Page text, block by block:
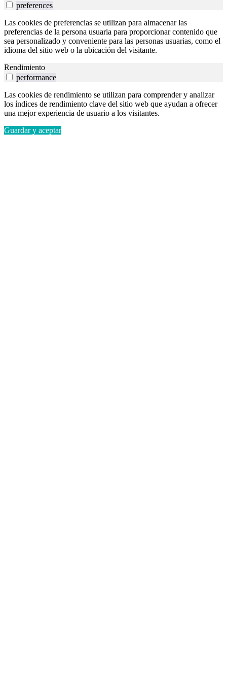
preferences
Las cookies de preferencias se utilizan para almacenar las
preferencias de la persona usuaria para proporcionar contenido que
sea personalizado y conveniente para las personas usuarias, como el
idioma del sitio web o la ubicación del visitante.
Rendimiento
performance
Las cookies de rendimiento se utilizan para comprender y analizar
los índices de rendimiento clave del sitio web que ayudan a ofrecer
una mejor experiencia de usuario a los visitantes.
Guardar y aceptar